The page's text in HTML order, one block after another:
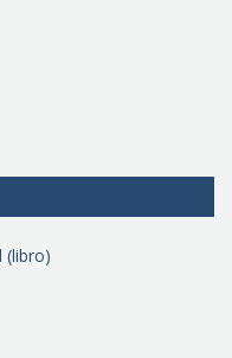
(libro)